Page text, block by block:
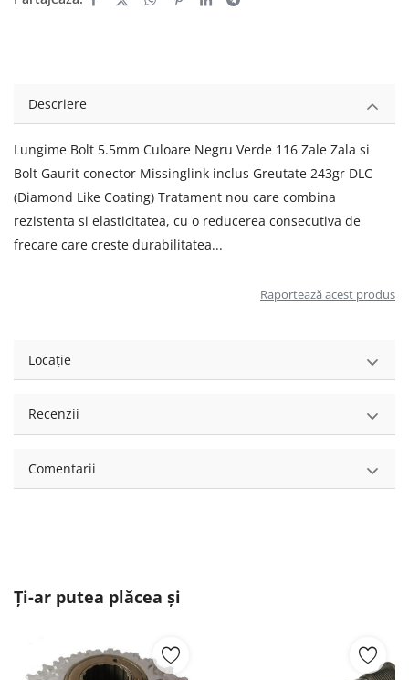
Descriere
Lungime Bolt 5.5mm Culoare Negru Verde 116 Zale Zala si
Bolt Gaurit conector Missinglink inclus Greutate 243gr DLC
(Diamond Like Coating) Tratament nou care combina
rezistenta si elasticitatea, cu o reducerea consecutiva de
frecare care creste durabilitatea...
Raportează acest produs
Locație
Recenzii
Comentarii
Ți-ar putea plăcea și